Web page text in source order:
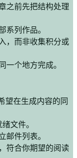
之前先把结构处理
系列作品。
，而非收集积分或
一个地方完成。
望在生成内容的同
文件。
邮件列表。
符合你期望的阅读